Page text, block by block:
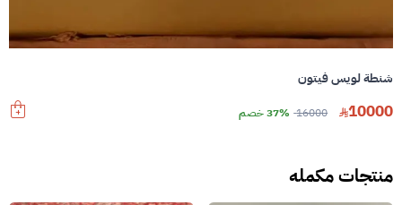
شنطة لويس فيتون
10000
16000 37% خصم
منتجات مكمله